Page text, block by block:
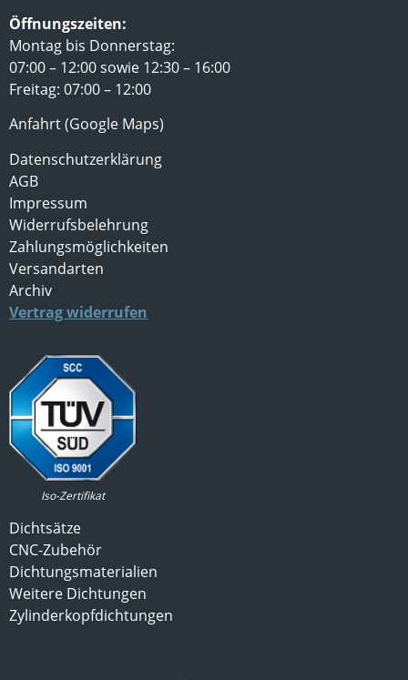
Öffnungszeiten:
Montag bis Donnerstag:
07:00 – 12:00 sowie 12:30 – 16:00
Freitag: 07:00 – 12:00
Anfahrt (Google Maps)
Datenschutzerklärung
AGB
Impressum
Widerrufsbelehrung
Zahlungsmöglichkeiten
Versandarten
Archiv
Vertrag widerrufen
Iso-Zertifikat
Dichtsätze
CNC-Zubehör
Dichtungsmaterialien
Weitere Dichtungen
Zylinderkopfdichtungen